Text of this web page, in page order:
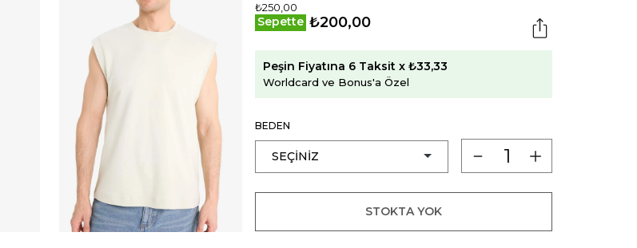
₺250,00
Sepette ₺200,00
Peşin Fiyatına 6 Taksit x ₺33,33
Worldcard ve Bonus'a Özel
BEDEN
STOKTA YOK